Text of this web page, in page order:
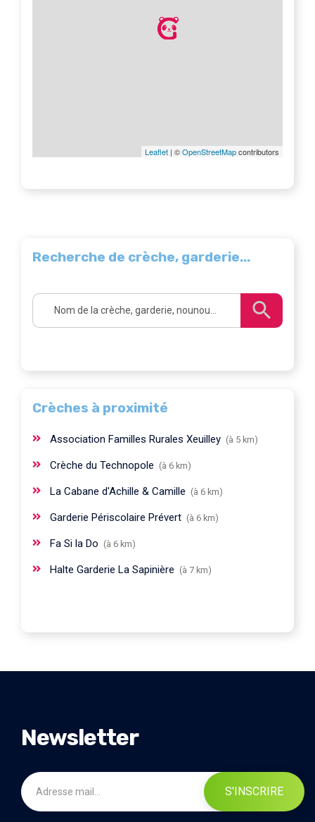
Leaflet | ©OpenStreetMapcontributors
Recherche de crèche, garderie...
Crèches à proximité
Association Familles Rurales Xeuilley (à 5 km)
Crèche du Technopole (à 6 km)
La Cabane d'Achille & Camille (à 6 km)
Garderie Périscolaire Prévert (à 6 km)
Fa Si la Do (à 6 km)
Halte Garderie La Sapinière (à 7 km)
Newsletter
S'INSCRIRE